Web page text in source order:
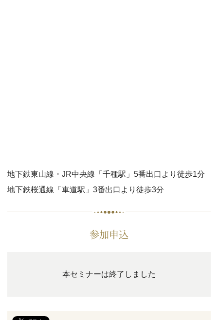
地下鉄東山線・JR中央線「千種駅」5番出口より徒歩1分
地下鉄桜通線「車道駅」3番出口より徒歩3分
参加申込
本セミナーは終了しました